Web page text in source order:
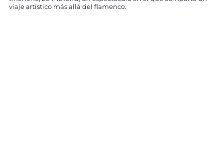
viaje artístico más allá del flamenco.